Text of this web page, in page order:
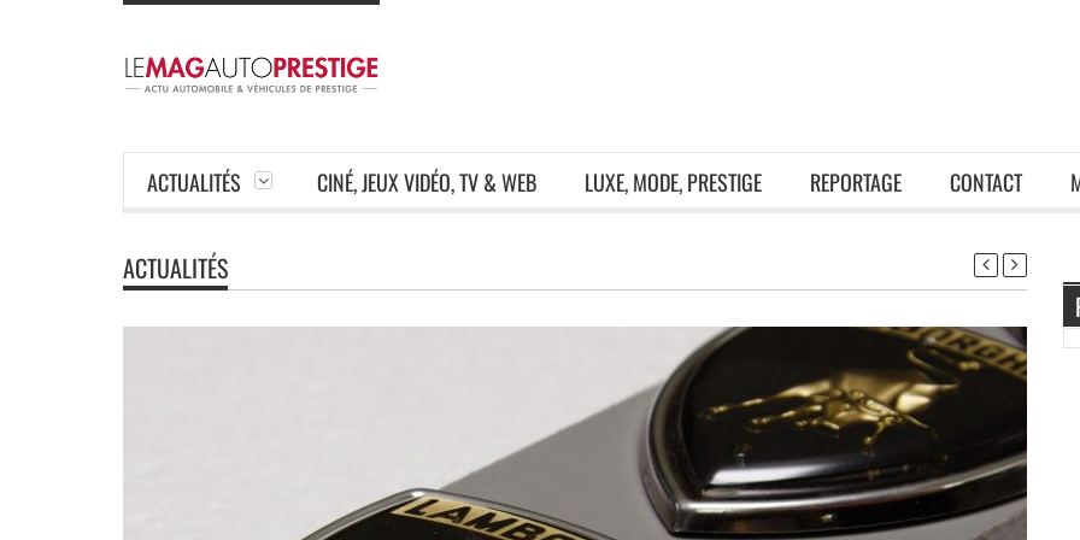
ACTUALITÉS CINÉ, JEUX VIDÉO, TV & WEB LUXE, MODE, PRESTIGE REPORTAGE CONTACT
ACTUALITÉS